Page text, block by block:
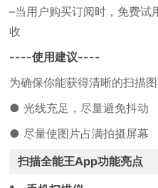
–当用户购买订阅时，免费试
收
----使用建议----
为确保你能获得清晰的扫描
● 光线充足，尽量避免抖动
● 尽量使图片占满拍摄屏幕
扫描全能王App功能亮点